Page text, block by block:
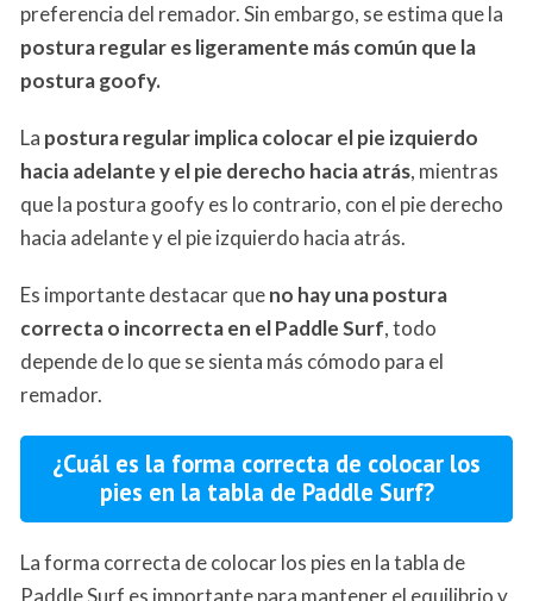
preferencia del remador. Sin embargo, se estima que la
postura regular es ligeramente más común que la
postura goofy.
La postura regular implica colocar el pie izquierdo
hacia adelante y el pie derecho hacia atrás, mientras
que la postura goofy es lo contrario, con el pie derecho
hacia adelante y el pie izquierdo hacia atrás.
Es importante destacar queno hay una postura
correcta o incorrecta en el Paddle Surf, todo
depende de lo que se sienta más cómodo para el
remador.
¿Cuál es la forma correcta de colocar los
pies en la tabla de Paddle Surf?
La forma correcta de colocar los pies en la tabla de
Paddle Surf es importante para mantener el equilibrio y